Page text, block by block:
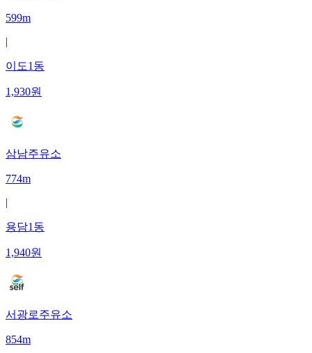
599m
|
이도1동
1,930원
삼남주유소
774m
|
용담1동
1,940원
서광로주유소
854m